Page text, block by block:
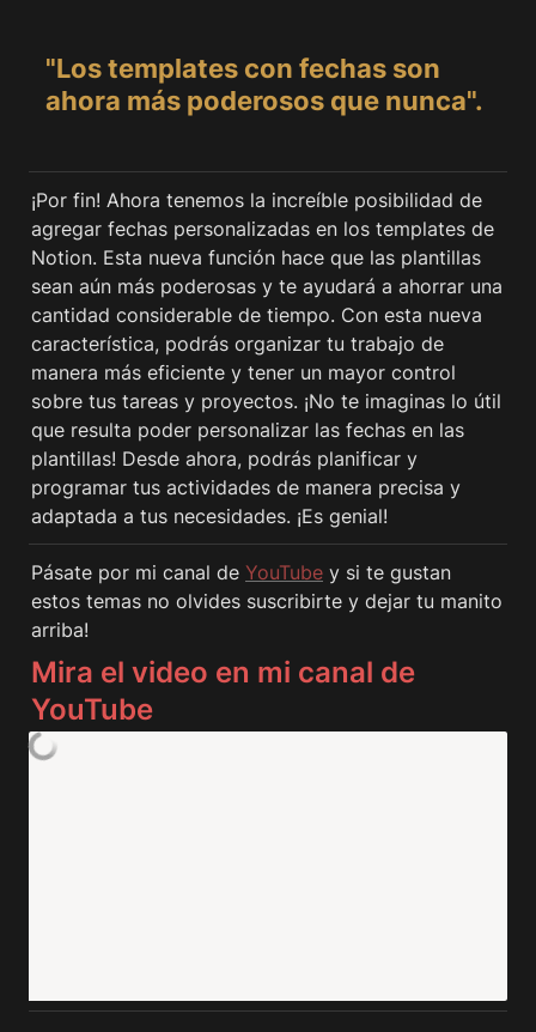
"Los templates con fechas son
ahora más poderosos que nunca".
¡Por fin! Ahora tenemos la increíble posibilidad de
agregar fechas personalizadas en los templates de
Notion. Esta nueva función hace que las plantillas
sean aún más poderosas y te ayudará a ahorrar una
cantidad considerable de tiempo. Con esta nueva
característica, podrás organizar tu trabajo de
manera más eficiente y tener un mayor control
sobre tus tareas y proyectos. ¡No te imaginas lo útil
que resulta poder personalizar las fechas en las
plantillas! Desde ahora, podrás planificar y
programar tus actividades de manera precisa y
adaptada a tus necesidades. ¡Es genial!
Pásate por mi canal de YouTube y si te gustan
estos temas no olvides suscribirte y dejar tu manito
arriba!
Mira el video en mi canal de
YouTube